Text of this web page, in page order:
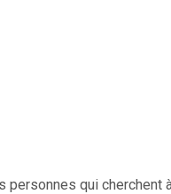
personnes qui cherchent